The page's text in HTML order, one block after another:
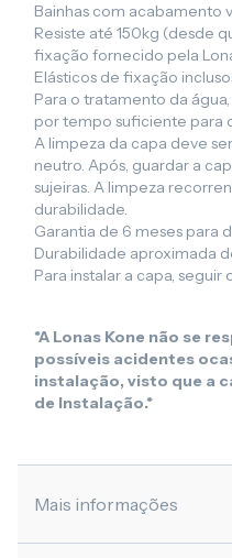
Bainhas com acabamento
Resiste até 150kg (desde
fixação fornecido pela
Elásticos de fixação
Para o tratamento da
por tempo suficiente para
A limpeza da capa deve
neutro. Após, guardar a
sujeiras. A limpeza
durabilidade.
Garantia de 6 meses para
Durabilidade aproximada
Para instalar a capa, seguir
*A Lonas Kone não se
possíveis acidentes
instalação, visto que a
de Instalação.*
Mais informações